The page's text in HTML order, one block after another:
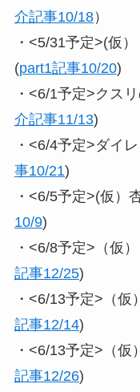
介記事10/18）
・<5/31予定>(仮
(part1記事10/20)
・<6/1予定>クス
介記事11/13)
・<6/4予定>ダイ
事10/21)
・<6/5予定>(仮）
10/9)
・<6/8予定>（仮
記事12/25)
・<6/13予定>（
記事12/14)
・<6/13予定>（
記事12/26)